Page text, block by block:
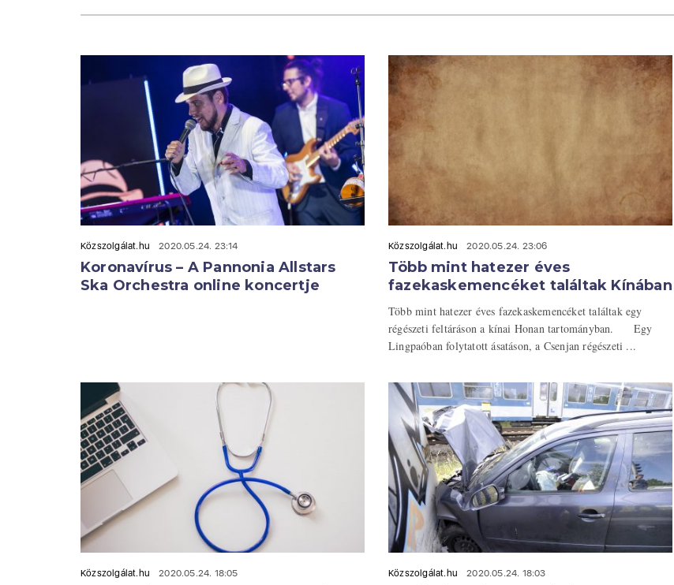
Közszolgálat.hu 2020.05.24. 23:14
Koronavírus – A Pannonia Allstars
Ska Orchestra online koncertje
Közszolgálat.hu 2020.05.24. 23:06
Több mint hatezer éves
fazekaskemencéket találtak Kínában
Több mint hatezer éves fazekaskemencéket találtak egy
régészeti feltáráson a kínai Honan tartományban. Egy
Lingpaóban folytatott ásatáson, a Csenjan régészeti ...
Közszolgálat.hu 2020.05.24. 18:05 Közszolgálat.hu 2020.05.24. 18:03